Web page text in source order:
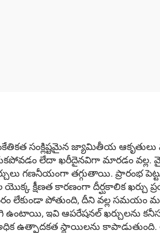
సంక్లిష్టమైన జ్యామితీయ
లేదా ఖరీదైనవిగా మారడం వల్ల.
గణనీయంగా తగ్గుతాయి. ప్రారంభ
క్షీణత కారణంగా దీర్ఘకాలిక ఖర్చు
లేకుండా పోతుంది, దీని వల్ల సమయం
ఉంటాయి, ఇవి ఆపరేషనల్ ఖర్చులను
ఉత్పాదకత స్థాయిలను కాపాడుతుంది.